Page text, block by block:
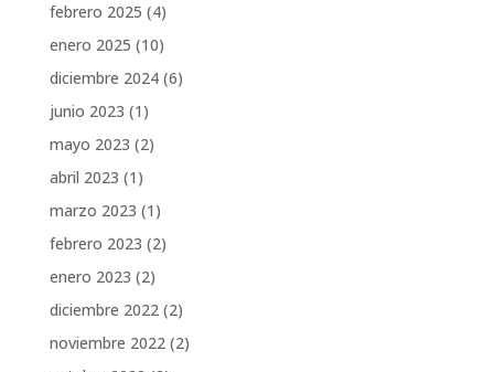
febrero 2025 (4)
enero 2025 (10)
diciembre 2024(6)
junio 2023 (1)
mayo 2023 (2)
abril 2023 (1)
marzo 2023 (1)
febrero 2023 (2)
enero 2023 (2)
diciembre 2022(2)
noviembre 2022(2)